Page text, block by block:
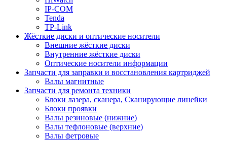
IP-COM
Tenda
TP-Link
Жёсткие диски и оптические носители
Внешние жёсткие диски
Внутренние жёсткие диски
Оптические носители информации
Запчасти для заправки и восстановления картриджей
Валы магнитные
Запчасти для ремонта техники
Блоки лазера, сканера, Сканирующие линейки
Блоки проявки
Валы резиновые (нижние)
Валы тефлоновые (верхние)
Валы фетровые